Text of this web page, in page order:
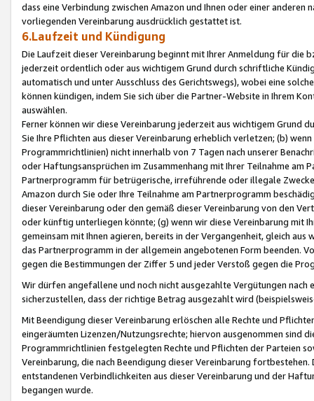
dass eine Verbindung zwischen Amazon und Ihnen oder einer
vorliegenden Vereinbarung ausdrücklich gestattet ist.
6.Laufzeit und Kündigung
Die Laufzeit dieser Vereinbarung beginnt mit Ihrer Anmeldung für die
jederzeit ordentlich oder aus wichtigem Grund durch schriftliche
automatisch und unter Ausschluss des Gerichtswegs), wobei eine
können kündigen, indem Sie sich über die Partner-Website in Ihrem
auswählen.
Ferner können wir diese Vereinbarung jederzeit aus wichtigem Grund
Sie Ihre Pflichten aus dieser Vereinbarung erheblich verletzen; (b)
Programmrichtlinien) nicht innerhalb von 7 Tagen nach unserer
oder Haftungsansprüchen im Zusammenhang mit Ihrer Teilnahme am
Partnerprogramm für betrügerische, irreführende oder illegale
Amazon durch Sie oder Ihre Teilnahme am Partnerprogramm
dieser Vereinbarung oder den gemäß dieser Vereinbarung von den
oder künftig unterliegen könnte; (g) wenn wir diese Vereinbarung mit
gemeinsam mit Ihnen agieren, bereits in der Vergangenheit, gleich
das Partnerprogramm in der allgemein angebotenen Form beenden.
gegen die Bestimmungen der Ziffer 5 und jeder Verstoß gegen die
Wir dürfen angefallene und noch nicht ausgezahlte Vergütungen
sicherzustellen, dass der richtige Betrag ausgezahlt wird
Mit Beendigung dieser Vereinbarung erlöschen alle Rechte und
eingeräumten Lizenzen/Nutzungsrechte; hiervon ausgenommen sind
Programmrichtlinien festgelegten Rechte und Pflichten der Parteien
Vereinbarung, die nach Beendigung dieser Vereinbarung
entstandenen Verbindlichkeiten aus dieser Vereinbarung und der
begangen wurde.